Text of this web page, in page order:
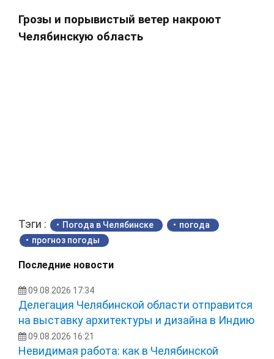
Грозы и порывистый ветер накроют
Челябинскую область
Тэги : Погода в Челябинске
погода
прогноз погоды
Последние новости
09.08.2026 17:34
Делегация Челябинской области отправится
на выставку архитектуры и дизайна в Индию
09.08.2026 16:21
Невидимая работа: как в Челябинской